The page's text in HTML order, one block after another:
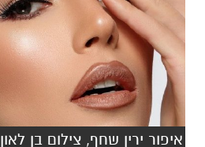
איפור ירין שחף, צילום בן לאון